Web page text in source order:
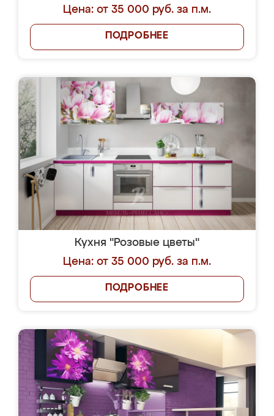
Цена: от 35 000 руб. за п.м.
ПОДРОБНЕЕ
Кухня "Розовые цветы"
Цена: от 35 000 руб. за п.м.
ПОДРОБНЕЕ